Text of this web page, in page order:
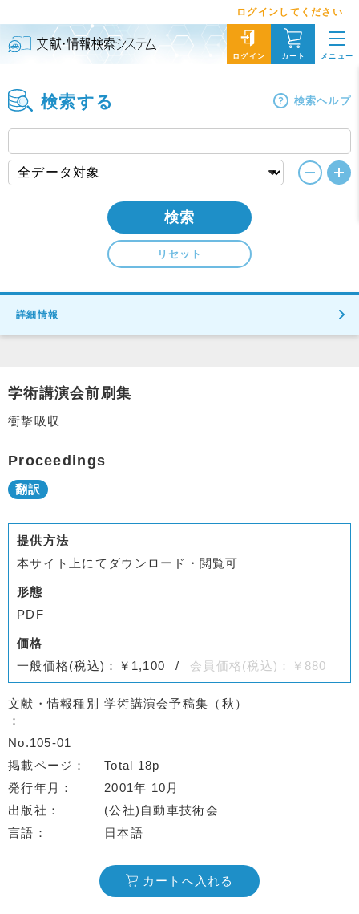
ログインしてください
ログイン カート メニュー
検索する 検索ヘルプ
検索
リセット
詳細情報
学術講演会前刷集
衝撃吸収
Proceedings
提供方法
本サイト上にてダウンロード・閲覧可
形態
PDF
価格
一般価格(税込)：￥1,100
会員価格(税込)：￥880
文献・情報種別 学術講演会予稿集（秋）
No.105-01
掲載ページ
Total 18p
発行年月
2001年 10月
出版社
(公社)自動車技術会
言語
日本語
カートへ入れる